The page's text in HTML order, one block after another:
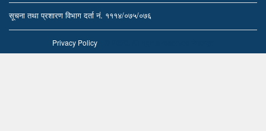
सूचना तथा प्रशारण विभाग दर्ता नं. १११४/०७५/०७६
Privacy Policy